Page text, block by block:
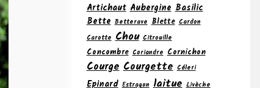
Artichaut Aubergine Basilic
Bette Betterave Blette Cardon
Carotte Chou Citrouille
Concombre Coriandre Cornichon
Courge Courgette Céleri
Epinard Estragon laitue Livèche